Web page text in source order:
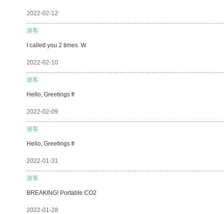
2022-02-12
游客
I called you 2 times. W
2022-02-10
游客
Hello, Greetings fr
2022-02-09
游客
Hello, Greetings fr
2022-01-31
游客
BREAKING! Portable CO2
2022-01-28